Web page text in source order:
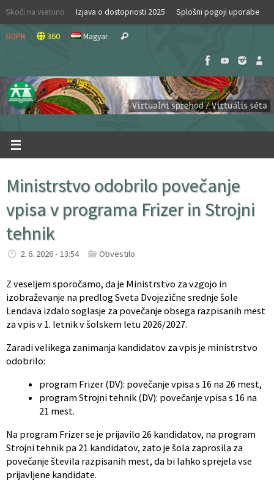
Skip
content
Skoči na vsebino Izjava o dostopnosti 2025 Splošni pogoji uporabe
GDPR 360 Magyar Search
Ministrstvo odobrilo povečanje
vpisa v programa Frizer in Strojni
tehnik
2. 6. 2026 - 13:54 Obvestilo
Z veseljem sporočamo, da je Ministrstvo za vzgojo in
izobraževanje na predlog Sveta Dvojezične srednje šole
Lendava izdalo soglasje za povečanje obsega razpisanih mest
za vpis v 1. letnik v šolskem letu 2026/2027.
Zaradi velikega zanimanja kandidatov za vpis je ministrstvo
odobrilo:
program Frizer (DV): povečanje vpisa s 16 na 26 mest,
program Strojni tehnik (DV): povečanje vpisa s 16 na
21 mest.
Na program Frizer se je prijavilo 26 kandidatov, na program
Strojni tehnik pa 21 kandidatov, zato je šola zaprosila za
povečanje števila razpisanih mest, da bi lahko sprejela vse
prijavljene kandidate.